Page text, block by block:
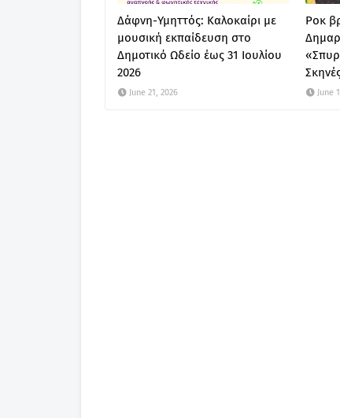
Δάφνη-Υμηττός: Καλοκαίρι με
μουσική εκπαίδευση στο
Δημοτικό Ωδείο έως 31 Ιουλίου
2026
June 21, 2026
Ροκ
June